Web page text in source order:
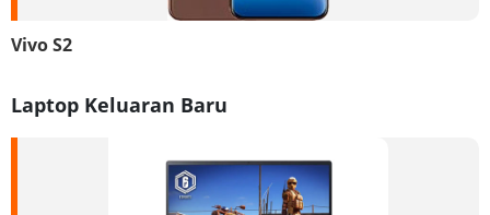
Vivo S2
Laptop Keluaran Baru